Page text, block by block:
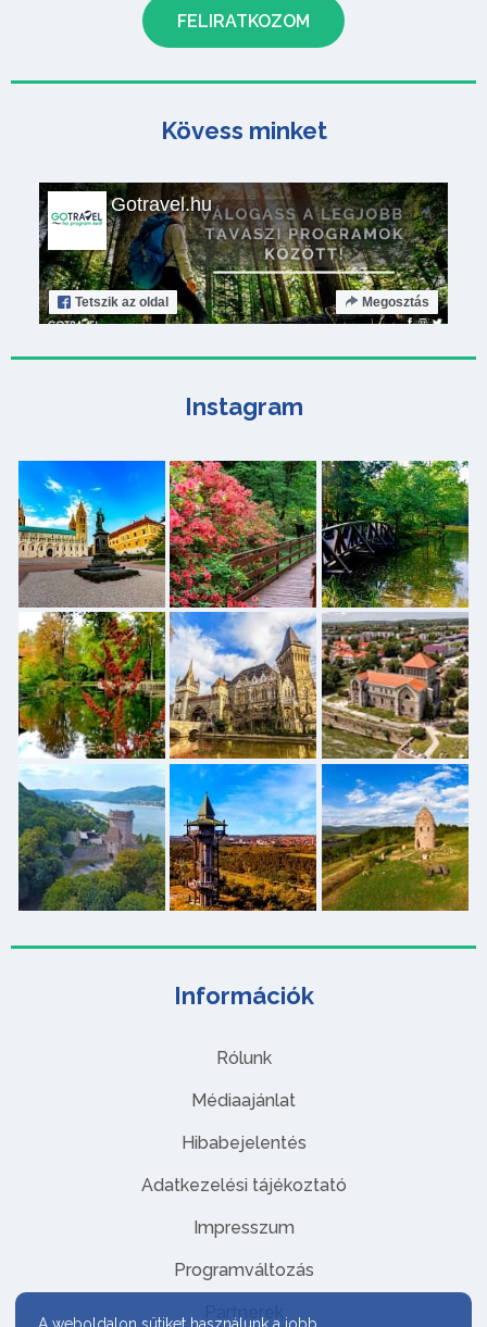
Információk
Rólunk
Médiaajánlat
Hibabejelentés
Adatkezelési tájékoztató
Impresszum
Programváltozás
Partnerek
Kövess minket
Gotravel.hu
Tetszik az oldal Megosztás
Instagram